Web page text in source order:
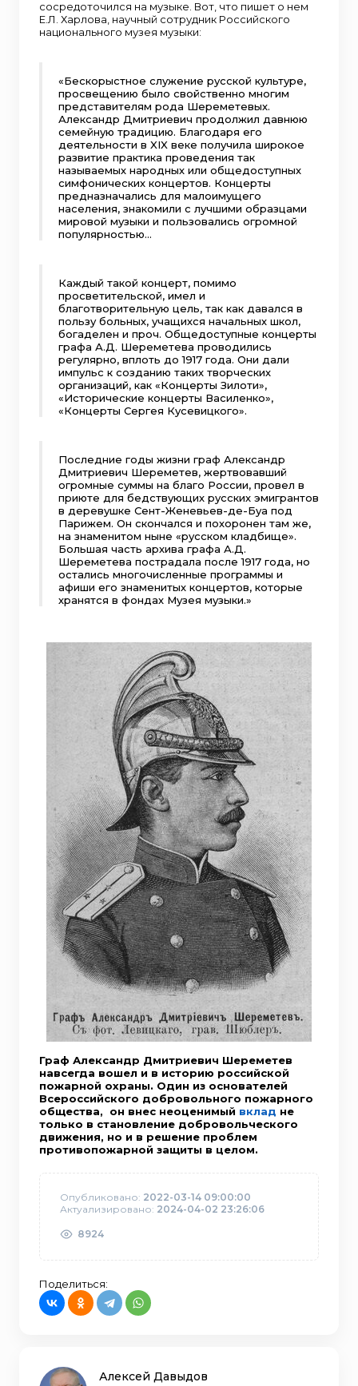
сосредоточился на музыке. Вот, что пишет о нем
Е.Л. Харлова, научный сотрудник Российского
национального музея музыки:
«Бескорыстное служение русской культуре,
просвещению было свойственно многим
представителям рода Шереметевых.
Александр Дмитриевич продолжил давнюю
семейную традицию. Благодаря его
деятельности в XIX веке получила широкое
развитие практика проведения так
называемых народных или общедоступных
симфонических концертов. Концерты
предназначались для малоимущего
населения, знакомили с лучшими образцами
мировой музыки и пользовались огромной
популярностью…
Каждый такой концерт, помимо
просветительской, имел и
благотворительную цель, так как давался в
пользу больных, учащихся начальных школ,
богаделен и проч. Общедоступные концерты
графа А.Д. Шереметева проводились
регулярно, вплоть до 1917 года. Они дали
импульс к созданию таких творческих
организаций, как «Концерты Зилоти»,
«Исторические концерты Василенко»,
«Концерты Сергея Кусевицкого».
Последние годы жизни граф Александр
Дмитриевич Шереметев, жертвовавший
огромные суммы на благо России, провел в
приюте для бедствующих русских эмигрантов
в деревушке Сент-Женевьев-де-Буа под
Парижем. Он скончался и похоронен там же,
на знаменитом ныне «русском кладбище».
Большая часть архива графа А.Д.
Шереметева пострадала после 1917 года, но
остались многочисленные программы и
афиши его знаменитых концертов, которые
хранятся в фондах Музея музыки.»
Граф Александр Дмитриевич Шереметев
навсегда вошел и в историю российской
пожарной охраны. Один из основателей
Всероссийского добровольного пожарного
общества, он внес неоценимый вклад не
только в становление добровольческого
движения, но и в решение проблем
противопожарной защиты в целом.
Опубликовано: 2022-03-14 09:00:00
Актуализировано: 2024-04-02 23:26:06
8924
Поделиться:
Алексей Давыдов